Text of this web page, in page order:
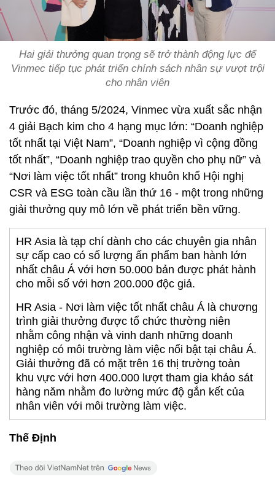
Hai giải thưởng quan trọng sẽ trở thành động lực để
Vinmec tiếp tục phát triển chính sách nhân sự vượt trội
cho nhân viên
Trước đó, tháng 5/2024, Vinmec vừa xuất sắc nhận
4 giải Bạch kim cho 4 hạng mục lớn: “Doanh nghiệp
tốt nhất tại Việt Nam”, “Doanh nghiệp vì cộng đồng
tốt nhất”, “Doanh nghiệp trao quyền cho phụ nữ” và
“Nơi làm việc tốt nhất” trong khuôn khổ Hội nghị
CSR và ESG toàn cầu lần thứ 16 - một trong những
giải thưởng quy mô lớn về phát triển bền vững.
HR Asia là tạp chí dành cho các chuyên gia nhân
sự cấp cao có số lượng ấn phẩm ban hành lớn
nhất châu Á với hơn 50.000 bản được phát hành
cho mỗi số với hơn 200.000 độc giả.
HR Asia - Nơi làm việc tốt nhất châu Á là chương
trình giải thưởng được tổ chức thường niên
nhằm công nhận và vinh danh những doanh
nghiệp có môi trường làm việc nổi bật tại châu Á.
Giải thưởng đã có mặt trên 16 thị trường toàn
khu vực với hơn 400.000 lượt tham gia khảo sát
hàng năm nhằm đo lường mức độ gắn kết của
nhân viên với môi trường làm việc.
Thế Định